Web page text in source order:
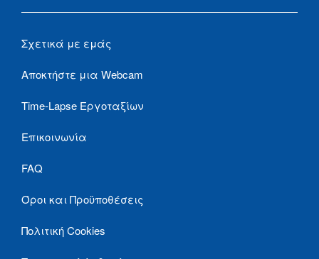
Σχετικά με εμάς
Αποκτήστε μια Webcam
Time-Lapse Εργοταξίων
Επικοινωνία
FAQ
Όροι και Προϋποθέσεις
Πολιτική Cookies